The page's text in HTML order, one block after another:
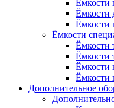
Ёмкости
Ёмкости
Ёмкости
Ёмкости
Ёмкости
Ёмкости
Ёмкости
Ёмкости
Дополнительное